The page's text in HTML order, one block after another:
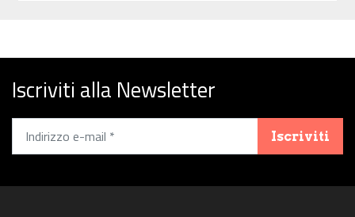
Iscriviti alla Newsletter
Iscriviti